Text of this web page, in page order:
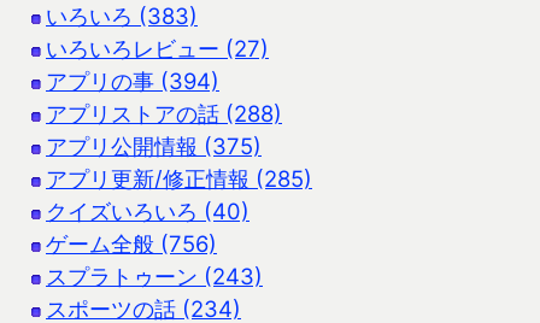
いろいろ (383)
いろいろレビュー (27)
アプリの事 (394)
アプリストアの話 (288)
アプリ公開情報 (375)
アプリ更新/修正情報 (285)
クイズいろいろ (40)
ゲーム全般 (756)
スプラトゥーン (243)
スポーツの話 (234)